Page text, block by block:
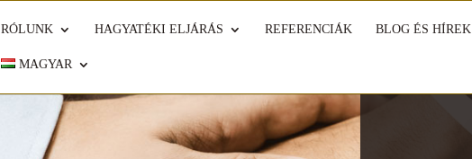
RÓLUNK HAGYATÉKI ELJÁRÁS REFERENCIÁK BLOG ÉS HÍREK
MAGYAR